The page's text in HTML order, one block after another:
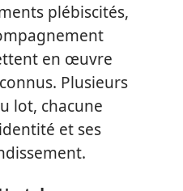
plébiscités,
en œuvre
Plusieurs
lot, chacune
et ses